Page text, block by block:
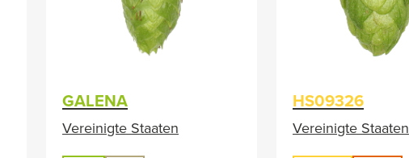
GALENA
Vereinigte Staaten
HS09326
Vereinigte Staaten